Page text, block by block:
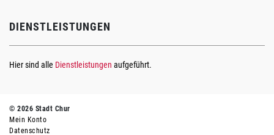
DIENSTLEISTUNGEN
Hier sind alle Dienstleistungen aufgeführt.
© 2026 Stadt Chur
Mein Konto
Datenschutz